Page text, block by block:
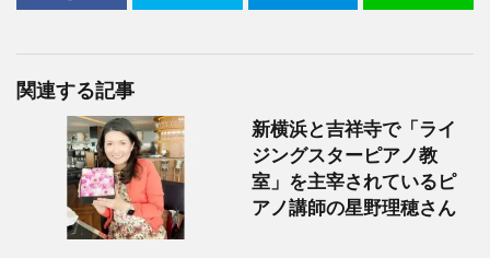
関連する記事
新横浜と吉祥寺で「ライ
ジングスターピアノ教
室」を主宰されているピ
アノ講師の星野理穂さん